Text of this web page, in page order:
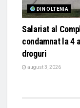
DIN OLTENIA
Salariat al
condamnat la 4
droguri
august 3, 2026